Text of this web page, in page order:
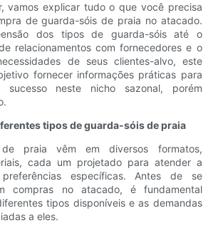
vamos explicar tudo o que você precisa
de guarda-sóis de praia no atacado.
dos tipos de guarda-sóis até o
relacionamentos com fornecedores e o
de seus clientes-alvo, este
fornecer informações práticas para
neste nicho sazonal, porém
tipos de guarda-sóis de praia
praia vêm em diversos formatos,
cada um projetado para atender a
específicas. Antes de se
compras no atacado, é fundamental
tipos disponíveis e as demandas
a eles.